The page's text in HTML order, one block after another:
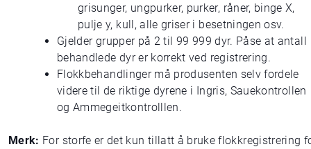
grisunger, ungpurker, purker, råner, binge X,
pulje y, kull, alle griser i besetningen osv.
Gjelder grupper på 2 til 99 999 dyr. Påse at antall
behandlede dyr er korrekt ved registrering.
Flokkbehandlinger må produsenten selv fordele
videre til de riktige dyrene i Ingris, Sauekontrollen
og Ammegeitkontrolllen.
Merk: For storfe er det kun tillatt å bruke flokkregistrering